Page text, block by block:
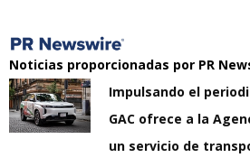
Noticias proporcionadas por PR
Impulsando el
GAC ofrece a la
un servicio de